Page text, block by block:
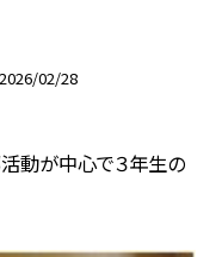
2026/02/28
動が中心で３年生の